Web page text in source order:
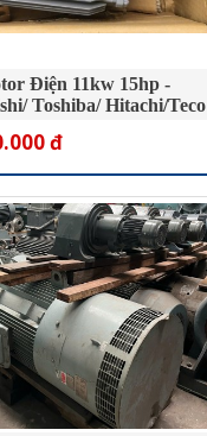
Điện 11kw 15hp -
Toshiba/ Hitachi/Teco
đ